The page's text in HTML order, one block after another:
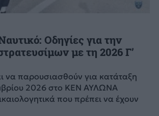
Οδηγίες για την
με τη 2026 Γ’
να παρουσιασθούν για κατάταξη
2026 στο ΚΕΝ ΑΥΛΩΝΑ
που πρέπει να έχουν